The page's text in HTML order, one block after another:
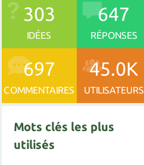
303
IDÉES
647
RÉPONSES
697
COMMENTAIRES
45.0K
UTILISATEURS
Mots clés les plus
utilisés